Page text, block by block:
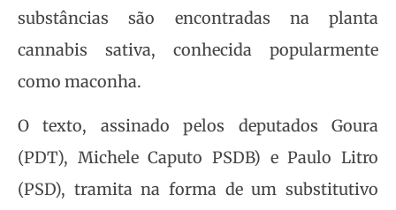
substâncias são encontradas na planta
cannabis sativa, conhecida popularmente
como maconha.
O texto, assinado pelos deputados Goura
(PDT), Michele Caputo PSDB) e Paulo Litro
(PSD), tramita na forma de um substitutivo